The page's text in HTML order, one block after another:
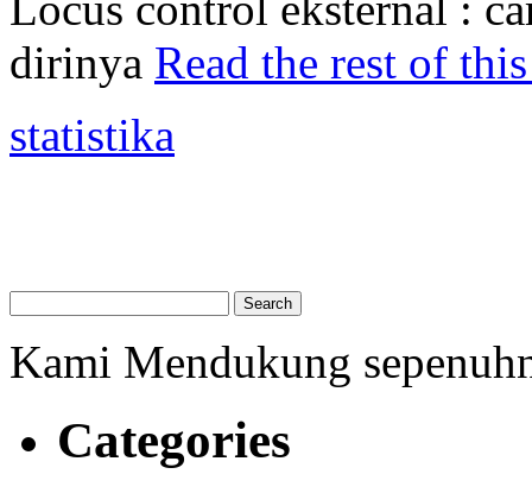
dirinya Read the rest of
statistika
Kami Mendukung
Categories